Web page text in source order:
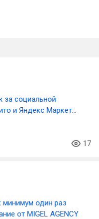
социальной
и Яндекс Маркет
17
минимум один раз
от MIGEL AGENCY